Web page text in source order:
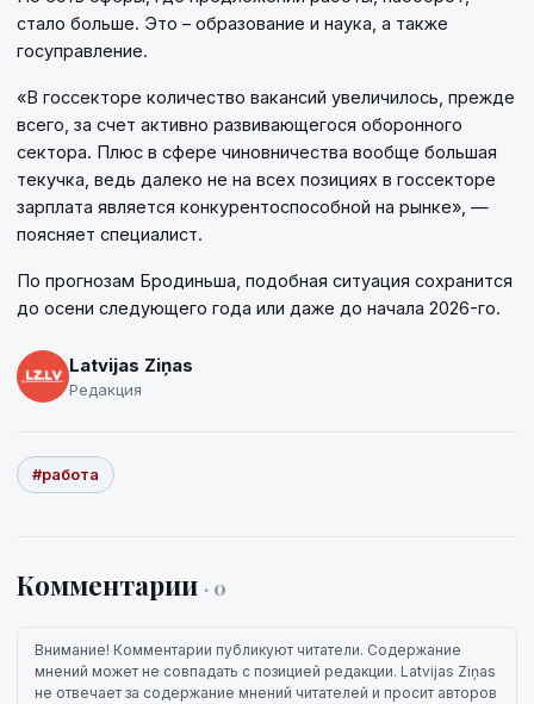
стало больше. Это – образование и наука, а также
госуправление.
«В госсекторе количество вакансий увеличилось, прежде
всего, за счет активно развивающегося оборонного
сектора. Плюс в сфере чиновничества вообще большая
текучка, ведь далеко не на всех позициях в госсекторе
зарплата является конкурентоспособной на рынке», —
поясняет специалист.
По прогнозам Бродиньша, подобная ситуация сохранится
до осени следующего года или даже до начала 2026-го.
Latvijas Ziņas
Редакция
#работа
Комментарии · 0
Внимание! Комментарии публикуют читатели. Содержание
мнений может не совпадать с позицией редакции. Latvijas Ziņas
не отвечает за содержание мнений читателей и просит авторов